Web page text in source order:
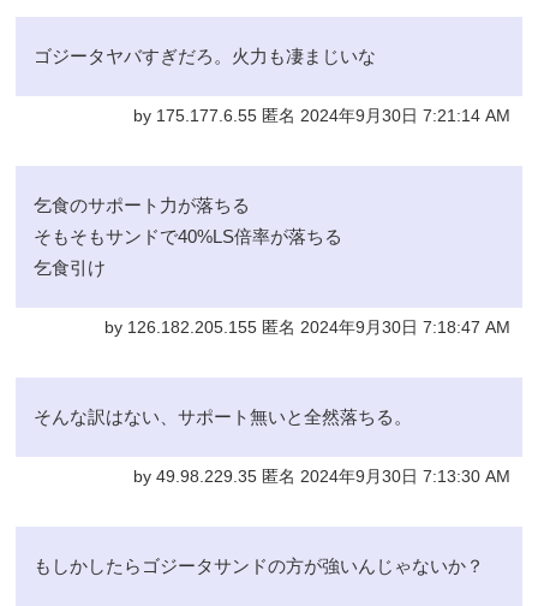
ゴジータヤバすぎだろ。火力も凄まじいな
by 175.177.6.55 匿名 2024年9月30日 7:21:14 AM
乞食のサポート力が落ちる
そもそもサンドで40%LS倍率が落ちる
乞食引け
by 126.182.205.155 匿名 2024年9月30日 7:18:47 AM
そんな訳はない、サポート無いと全然落ちる。
by 49.98.229.35 匿名 2024年9月30日 7:13:30 AM
もしかしたらゴジータサンドの方が強いんじゃないか？